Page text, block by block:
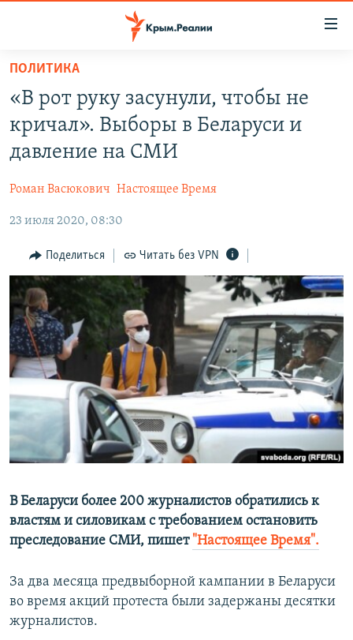
Вернуться
основному
содержанию
Вернутся
главной
Вернутся
поиску
СПЕЦПРОЕКТЫ
11 ЛЕТ ОККУПАЦИИ КРЫМА. 11 ИСТОРИЙ СОПРОТИВЛЕНИЯ
ВОДА
ЕЩЕ
ИНТЕРАКТИВ
ИНФОГРАФИКА
ТЕЛЕПРОЕКТ КРЫМ.РЕАЛИИ
СОВЕТЫ ПРАВОЗАЩИТНИКОВ
ПРОПАВШИЕ БЕЗ ВЕСТИ
ПОБЕДИТЕЛЕЙ НЕ СУДЯТ?
КРЫМ.НЕПОКОРЕННЫЙ
УКРАИНСКАЯ ПРОБЛЕМА КРЫМА
РАДІО СВОБОДА
КАК ОБОЙТИ БЛОКИРОВКУ
Українською
Qırımtatar
ПРИСОЕДИНЯЙТЕСЬ!
ПОЛИТИКА
«В рот руку засунули, чтобы не
кричал». Выборы в Беларуси и
давление на СМИ
Роман Васюкович Настоящее Время
23 июля 2020, 08:30
Поделиться Читать без VPN
В Беларуси более 200 журналистов обратились к
властям и силовикам с требованием остановить
преследование СМИ, пишет "Настоящее Время".
За два месяца предвыборной кампании в Беларуси
во время акций протеста были задержаны десятки
журналистов.